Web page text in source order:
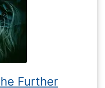
Further